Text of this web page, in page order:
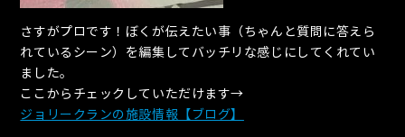
さすがプロです！ぼくが伝えたい事（ちゃんと質問に答えら
れているシーン）を編集してバッチリな感じにしてくれてい
ました。
ここからチェックしていただけます→
ジョリークランの施設情報【ブログ】